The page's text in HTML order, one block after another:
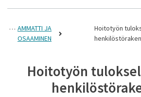
AMMATTI JA
OSAAMINEN
Hoitotyön
Hoitotyön